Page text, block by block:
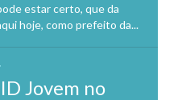
estar certo, que da
hoje, como prefeito da...
Jovem no